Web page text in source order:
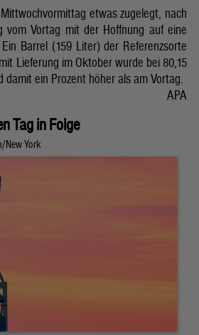
etwas zugelegt, nach
vom Vortag mit der Hoffnung auf eine
Barrel (159 Liter) der Referenzsorte
Lieferung im Oktober wurde bei 80,15
damit ein Prozent höher als am Vortag.
APA
Tag in Folge
New York